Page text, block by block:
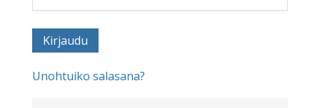
Unohtuiko salasana?